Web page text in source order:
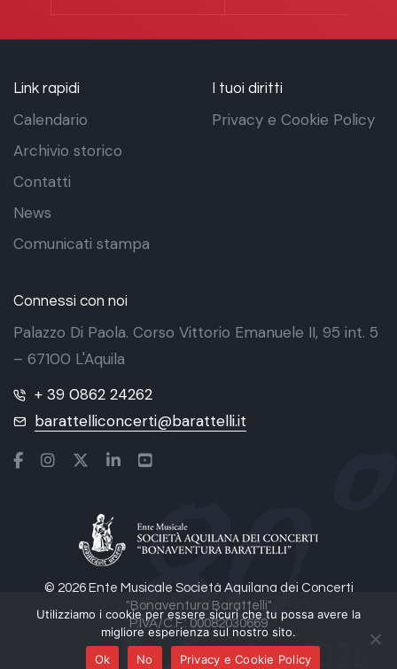
© 2026 Ente Musicale Società Aquilana dei Concerti
"Bonaventura Barattelli"
P.IVA/C.F.: 00082030669
Link rapidi
Calendario
Archivio storico
Contatti
News
Comunicati stampa
I tuoi diritti
Privacy e Cookie Policy
Connessi con noi
Palazzo Di Paola. Corso Vittorio Emanuele II, 95 int. 5
– 67100 L'Aquila
+ 39 0862 24262
barattelliconcerti@barattelli.it
Utilizziamo i cookie per essere sicuri che tu possa avere la
migliore esperienza sul nostro sito.
Ok
No Privacy e Cookie Policy